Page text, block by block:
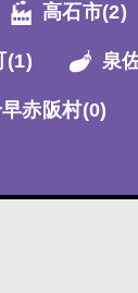
高石市(2)
(1) 泉
赤阪村(0)